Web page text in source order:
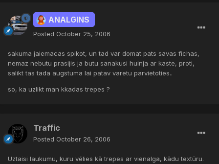
ANALGINS
Posted October 25, 2006
sakuma jaiemacas spikot, un tad var domat pats savas fichas,
nemaz nebutu prasijis ja butu sanakusi huinja ar kaste, proti,
salikt tas tada augstuma lai patav varetu parvietoties..
so, ka uzlikt man kkadas trepes ?
Traffic
Posted October 26, 2006
Uztaisi laukumu, kuru vēlies kā trepes ar vienalga, kādu textūru.